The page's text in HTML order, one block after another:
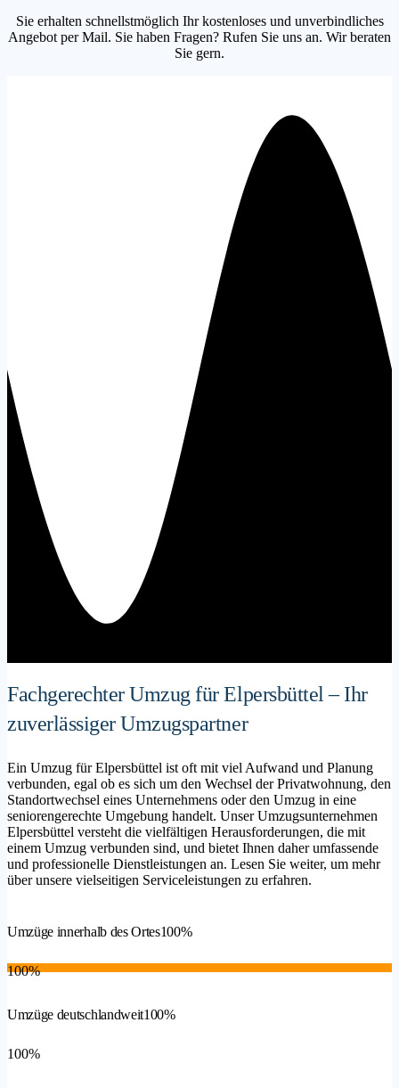
Sie erhalten schnellstmöglich Ihr kostenloses und unverbindliches
Angebot per Mail. Sie haben Fragen? Rufen Sie uns an. Wir beraten
Sie gern.
Fachgerechter Umzug für Elpersbüttel – Ihr
zuverlässiger Umzugspartner
Ein Umzug für Elpersbüttel ist oft mit viel Aufwand und Planung
verbunden, egal ob es sich um den Wechsel der Privatwohnung, den
Standortwechsel eines Unternehmens oder den Umzug in eine
seniorengerechte Umgebung handelt. Unser Umzugsunternehmen
Elpersbüttel versteht die vielfältigen Herausforderungen, die mit
einem Umzug verbunden sind, und bietet Ihnen daher umfassende
und professionelle Dienstleistungen an. Lesen Sie weiter, um mehr
über unsere vielseitigen Serviceleistungen zu erfahren.
Umzüge innerhalb des Ortes100%
100%
Umzüge deutschlandweit100%
100%